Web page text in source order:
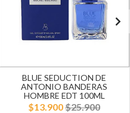
BLUE SEDUCTION DE
ANTONIO BANDERAS
HOMBRE EDT 100ML
$13.900$25.900